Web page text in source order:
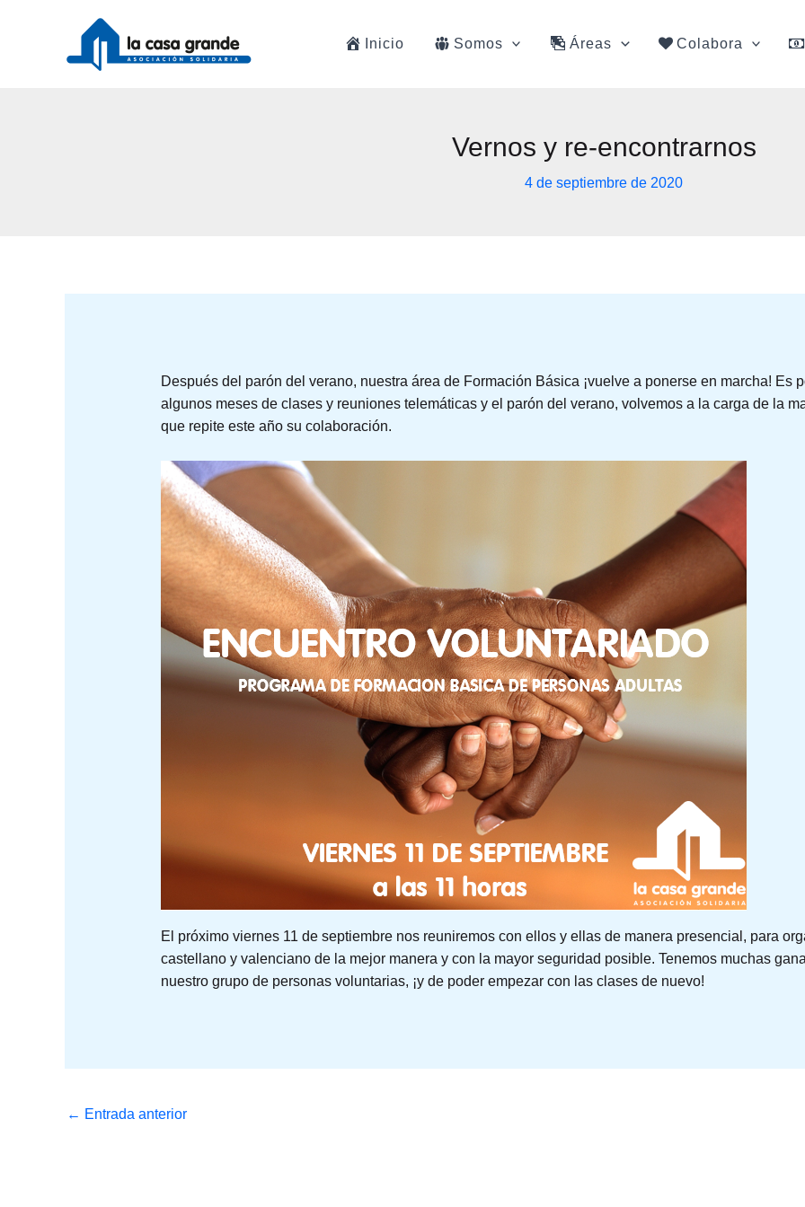
Inicio Somos Áreas Colabora
Vernos y re-encontrarnos
4 de septiembre de 2020
Después del parón del verano, nuestra área de Formación Básica ¡vuelve a ponerse en marcha! Es
algunos meses de clases y reuniones telemáticas y el parón del verano, volvemos a la carga de la
que repite este año su colaboración.
El próximo viernes 11 de septiembre nos reuniremos con ellos y ellas de manera presencial, para
castellano y valenciano de la mejor manera y con la mayor seguridad posible. Tenemos muchas
nuestro grupo de personas voluntarias, ¡y de poder empezar con las clases de nuevo!
← Entrada anterior